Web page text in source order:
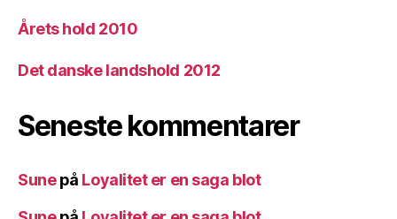
Årets hold 2010
Det danske landshold 2012
Seneste kommentarer
Sunepå Loyalitet er en saga blot